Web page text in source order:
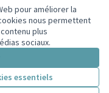
pour améliorer la
nous permettent
plus
sociaux.
essentiels
Licence
(Lien